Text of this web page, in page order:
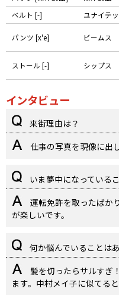
ベルト [-]
ユナイテ
パンツ [x'e] ビームス
ストール [-] シップス
インタビュー
来街理由は？
仕事の写真を現像に出
いま夢中になっている
運転免許を取ったばか
が楽しいです。
何か悩んでいることは
髪を切ったらサルすぎ
ます。中村メイ子に似てると